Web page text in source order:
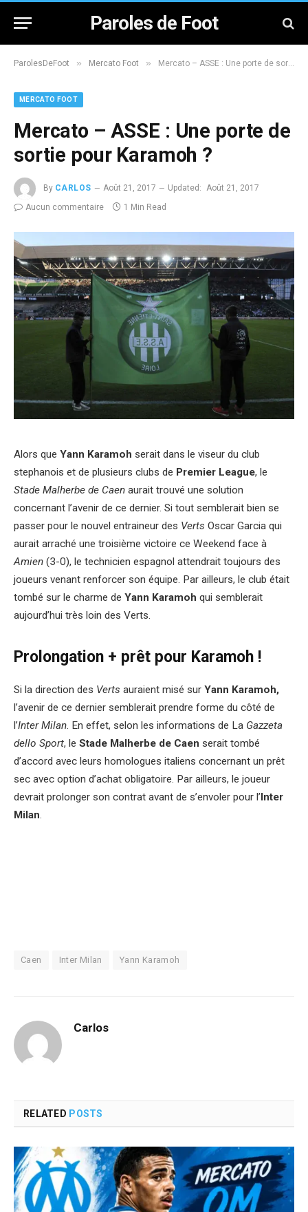
Paroles de Foot
ParolesDeFoot » Mercato Foot » Mercato – ASSE : Une porte de sortie pour Karamoh ?
MERCATO FOOT
Mercato – ASSE : Une porte de
sortie pour Karamoh ?
By CARLOS Août 21, 2017 Updated: Août 21, 2017
Aucun commentaire
1 Min Read
Alors que Yann Karamoh serait dans le viseur du club
stephanois et de plusieurs clubs de Premier League, le
Stade Malherbe de Caen aurait trouvé une solution
concernant l’avenir de ce dernier. Si tout semblerait bien se
passer pour le nouvel entraineur des Verts Oscar Garcia qui
aurait arraché une troisième victoire ce Weekend face à
Amien (3-0), le technicien espagnol attendrait toujours des
joueurs venant renforcer son équipe. Par ailleurs, le club était
tombé sur le charme de Yann Karamoh qui semblerait
aujourd’hui très loin des Verts.
Prolongation + prêt pour Karamoh !
Si la direction des Verts auraient misé sur Yann Karamoh,
l’avenir de ce dernier semblerait prendre forme du côté de
l’Inter Milan. En effet, selon les informations de La Gazzeta
dello Sport, le Stade Malherbe de Caen serait tombé
d’accord avec leurs homologues italiens concernant un prêt
sec avec option d’achat obligatoire. Par ailleurs, le joueur
devrait prolonger son contrat avant de s’envoler pour l’Inter
Milan.
Caen Inter Milan Yann Karamoh
Carlos
RELATED POSTS